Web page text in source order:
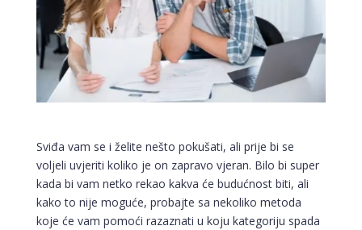
Sviđa vam se i želite nešto pokušati, ali prije bi se
voljeli uvjeriti koliko je on zapravo vjeran. Bilo bi super
kada bi vam netko rekao kakva će budućnost biti, ali
kako to nije moguće, probajte sa nekoliko metoda
koje će vam pomoći razaznati u koju kategoriju spada